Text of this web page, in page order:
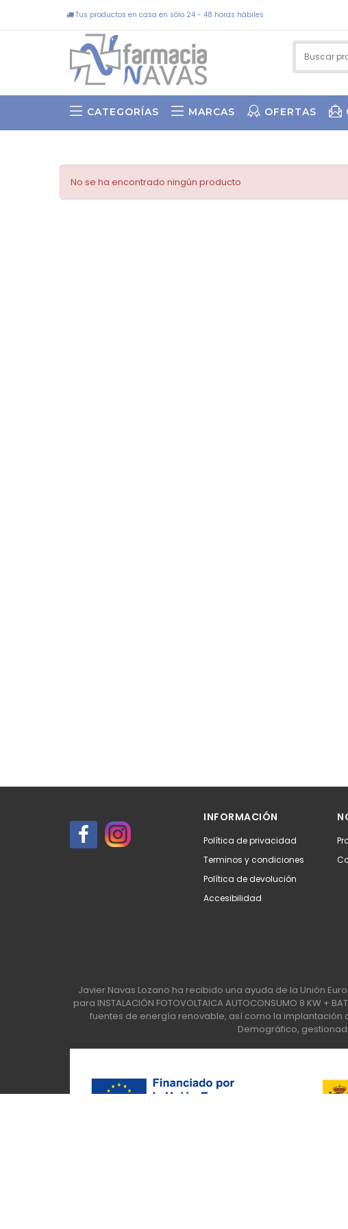
Tus productos en casa en sólo 24 - 48 horas hábiles
CATEGORÍAS MARCAS OFERTAS
No se ha encontrado ningún producto
INFORMACIÓN
Política de privacidad
Terminos y condiciones
Política de devolución
Accesibilidad
Javier Navas Lozano ha recibido una ayuda de la Unión
para INSTALACIÓN FOTOVOLTAICA AUTOCONSUMO 8 KW
fuentes de energía renovable, así como la implantación
Demográfico,